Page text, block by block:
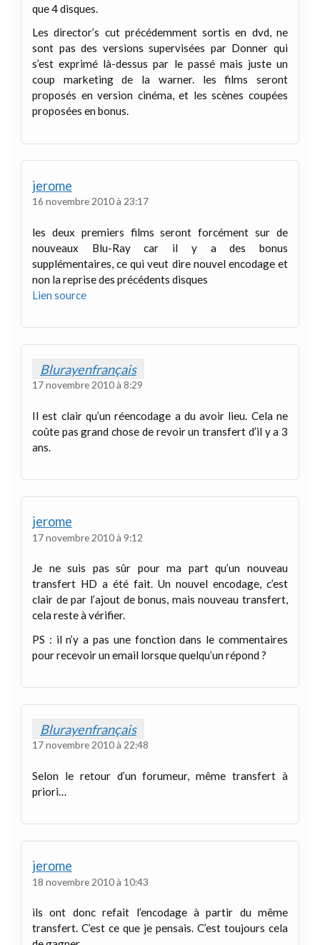
que 4 disques.
Les director’s cut précédemment sortis en dvd, ne
sont pas des versions supervisées par Donner qui
s’est exprimé là-dessus par le passé mais juste un
coup marketing de la warner. les films seront
proposés en version cinéma, et les scènes coupées
proposées en bonus.
jerome
16 novembre 2010 à 23:17
les deux premiers films seront forcément sur de
nouveaux Blu-Ray car il y a des bonus
supplémentaires, ce qui veut dire nouvel encodage et
non la reprise des précédents disques
Lien source
Blurayenfrançais
17 novembre 2010 à 8:29
Il est clair qu’un réencodage a du avoir lieu. Cela ne
coûte pas grand chose de revoir un transfert d’il y a 3
ans.
jerome
17 novembre 2010 à 9:12
Je ne suis pas sûr pour ma part qu’un nouveau
transfert HD a été fait. Un nouvel encodage, c’est
clair de par l’ajout de bonus, mais nouveau transfert,
cela reste à vérifier.
PS : il n’y a pas une fonction dans le commentaires
pour recevoir un email lorsque quelqu’un répond ?
Blurayenfrançais
17 novembre 2010 à 22:48
Selon le retour d’un forumeur, même transfert à
priori…
jerome
18 novembre 2010 à 10:43
ils ont donc refait l’encodage à partir du même
transfert. C’est ce que je pensais. C’est toujours cela